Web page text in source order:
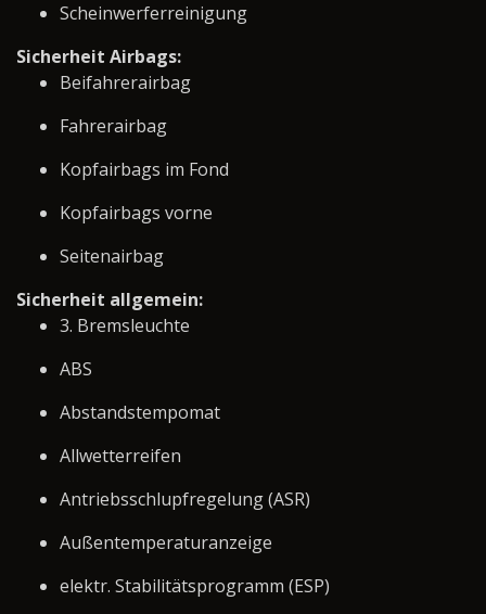
Scheinwerferreinigung
Sicherheit Airbags:
Beifahrerairbag
Fahrerairbag
Kopfairbags im Fond
Kopfairbags vorne
Seitenairbag
Sicherheit allgemein:
3. Bremsleuchte
ABS
Abstandstempomat
Allwetterreifen
Antriebsschlupfregelung (ASR)
Außentemperaturanzeige
elektr. Stabilitätsprogramm (ESP)